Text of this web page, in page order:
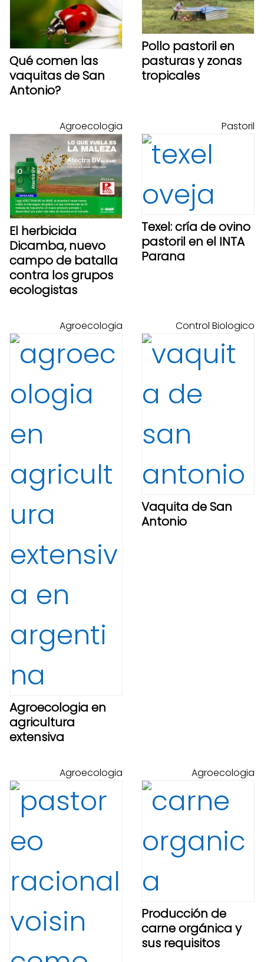
Qué comen las
vaquitas de San
Antonio?
Pollo pastoril en
pasturas y zonas
tropicales
Agroecologia
El herbicida
Dicamba, nuevo
campo de batalla
contra los grupos
ecologistas
Pastoril
Texel: cría de ovino
pastoril en el INTA
Parana
Agroecologia
Agroecologia en
agricultura
extensiva
Control Biologico
Vaquita de San
Antonio
Agroecologia Agroecologia
Producción de
carne orgánica y
sus requisitos